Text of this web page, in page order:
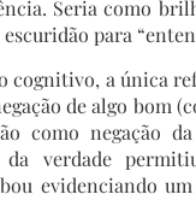
Seria como
para
cognitivo, a única
de algo bom
como negação da
verdade
evidenciando